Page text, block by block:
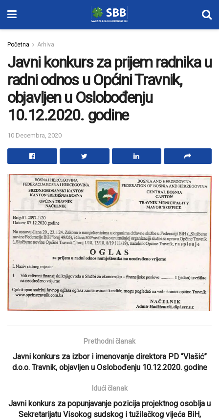
Početna Arhiva
Javni konkurs za prijem radnika u
radni odnos u Općini Travnik,
objavljen u Oslobođenju
10.12.2020. godine
10 Decembra, 2020
Prethodni članak
Javni konkurs za izbor i imenovanje direktora PD “Vlašić”
d.o.o. Travnik, objavljen u Oslobođenju 10.12.2020. godine
Idući članak
Javni konkurs za popunjavanje pozicija projektnog osoblja u
Sekretarijatu Visokog sudskog i tužilačkog vijeća BiH,